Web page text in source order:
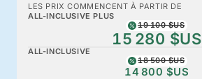
LES PRIX COMMENCENT À PARTIR DE
ALL-INCLUSIVE PLUS
19 100 $US
15 280 $US
ALL-INCLUSIVE
18 500 $US
14 800 $US